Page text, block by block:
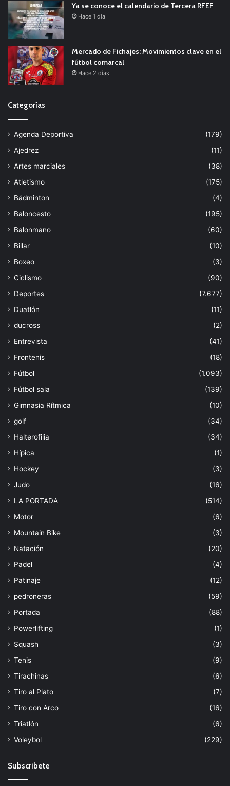
Ya se conoce el calendario de Tercera RFEF
Hace 1 día
Mercado de Fichajes: Movimientos clave en el
fútbol comarcal
Hace 2 días
Categorías
Agenda Deportiva
(179)
Ajedrez
(11)
Artes marciales
(38)
Atletismo
(175)
Bádminton
(4)
Baloncesto
(195)
Balonmano
(60)
Billar
(10)
Boxeo
(3)
Ciclismo
(90)
Deportes
(7.677)
Duatlón
(11)
ducross
(2)
Entrevista
(41)
Frontenis
(18)
Fútbol
(1.093)
Fútbol sala
(139)
Gimnasia Rítmica
(10)
golf
(34)
Halterofilia
(34)
Hípica
(1)
Hockey
(3)
Judo
(16)
LA PORTADA
(514)
Motor
(6)
Mountain Bike
(3)
Natación
(20)
Padel
(4)
Patinaje
(12)
pedroneras
(59)
Portada
(88)
Powerlifting
(1)
Squash
(3)
Tenis
(9)
Tirachinas
(6)
Tiro al Plato
(7)
Tiro con Arco
(16)
Triatlón
(6)
Voleybol
(229)
Subscribete